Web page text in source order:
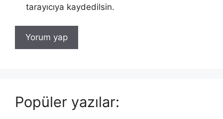
tarayıcıya kaydedilsin.
Popüler yazılar: